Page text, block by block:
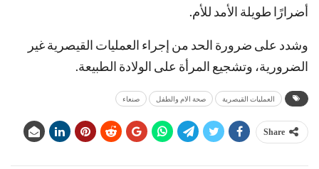
أضرارًا طويلة الأمد للأم.
وشدد على ضرورة الحد من إجراء العمليات القيصرية غير
الضرورية، وتشجيع المرأة على الولادة الطبيعة.
العمليات القيصرية صحة الام والطفل صنعاء
Share